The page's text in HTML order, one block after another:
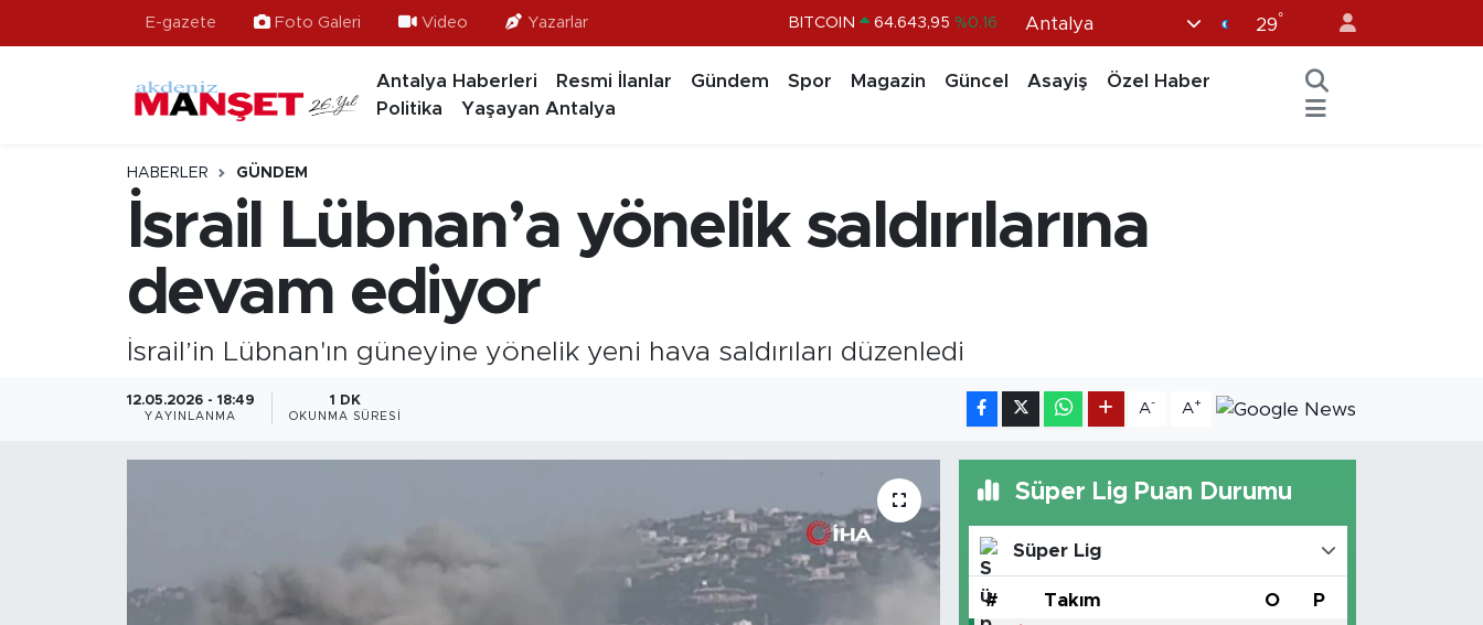
E-gazete Foto Galeri Video Yazarlar BITCOIN 64.643,95 %0.16
BİST100 13.799 %70
Antalya 29°
Antalya Haberleri Resmi İlanlar Gündem Spor Magazin Güncel Asayiş
Özel Haber
Politika
Yaşayan Antalya
HABERLER GÜNDEM
İsrail Lübnan’a yönelik saldırılarına
devam ediyor
İsrail’in Lübnan'ın güneyine yönelik yeni hava saldırıları düzenledi
12.05.2026 - 18:49
YAYINLANMA
1 DK
OKUNMA SÜRESI
A- A+
Süper Lig Puan Durumu
Süper Lig
# Takım O P
Ekonomi
Gündem
Özel Haber
Hava Durumu
Süper Lig Puan Durumu ve Fikstür
Tüm Manşetler
Son Dakika Haberleri
Haber Arşivi